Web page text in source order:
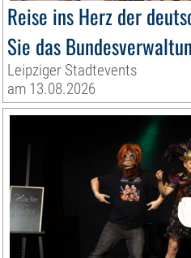
Reise ins Herz der
Sie das
Leipziger Stadtevents
am 13.08.2026